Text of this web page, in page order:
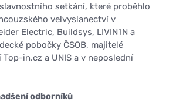
setkání, které proběhlo
velvyslanectví v
Electric, Buildsys, LIVIN’IN a
pobočky ČSOB, majitelé
in.cz a UNIS a v neposlední
odborníků